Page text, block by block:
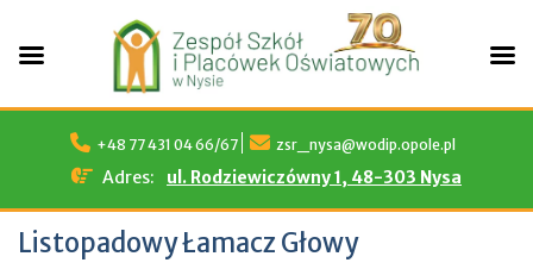
Skip
+48 77 431 04 66/67 zsr_nysa@wodip.opole.pl
Adres: ul. Rodziewiczówny 1, 48-303 Nysa
Listopadowy Łamacz Głowy